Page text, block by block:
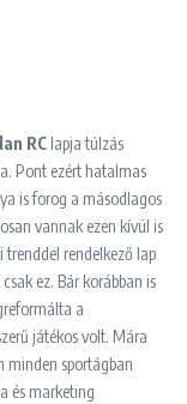
RC lapja túlzás
Pont ezért hatalmas
is forog a másodlagos
vannak ezen kívül is
trenddel rendelkező lap
ez. Bár korábban is
a
játékos volt. Mára
minden sportágban
és marketing